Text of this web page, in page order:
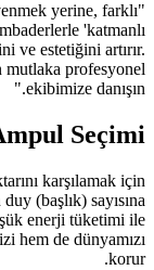
yerine, farklı
'katmanlı
ve estetiğini artırır.
mutlaka profesyonel
ekibimize danışın."
Seçimi
karşılamak için
(başlık) sayısına
enerji tüketimi ile
hem de dünyamızı
korur.